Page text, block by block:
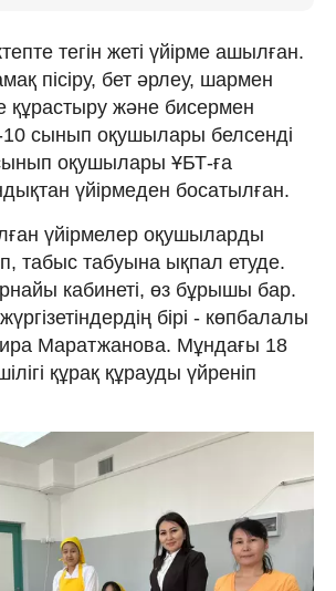
тегін жеті үйірме ашылған.
пісіру, бет әрлеу, шармен
құрастыру және бисермен
сынып оқушылары белсенді
оқушылары ҰБТ-ға
үйірмеден босатылған.
үйірмелер оқушыларды
табыс табуына ықпал етуде.
кабинеті, өз бұрышы бар.
жүргізетіндердің бірі - көпбалалы
Маратжанова. Мұндағы 18
құрақ құрауды үйреніп